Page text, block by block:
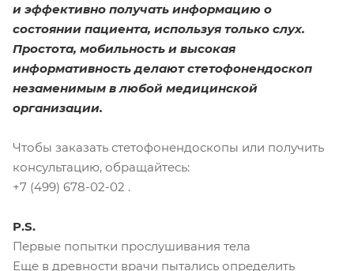
и эффективно получать информацию о
состоянии пациента, используя только слух.
Простота, мобильность и высокая
информативность делают стетофонендоскоп
незаменимым в любой медицинской
организации.
Чтобы заказать стетофонендоскопы или получить
консультацию, обращайтесь:
+7 (499) 678-02-02 .
P.S.
Первые попытки прослушивания тела
Еще в древности врачи пытались определить